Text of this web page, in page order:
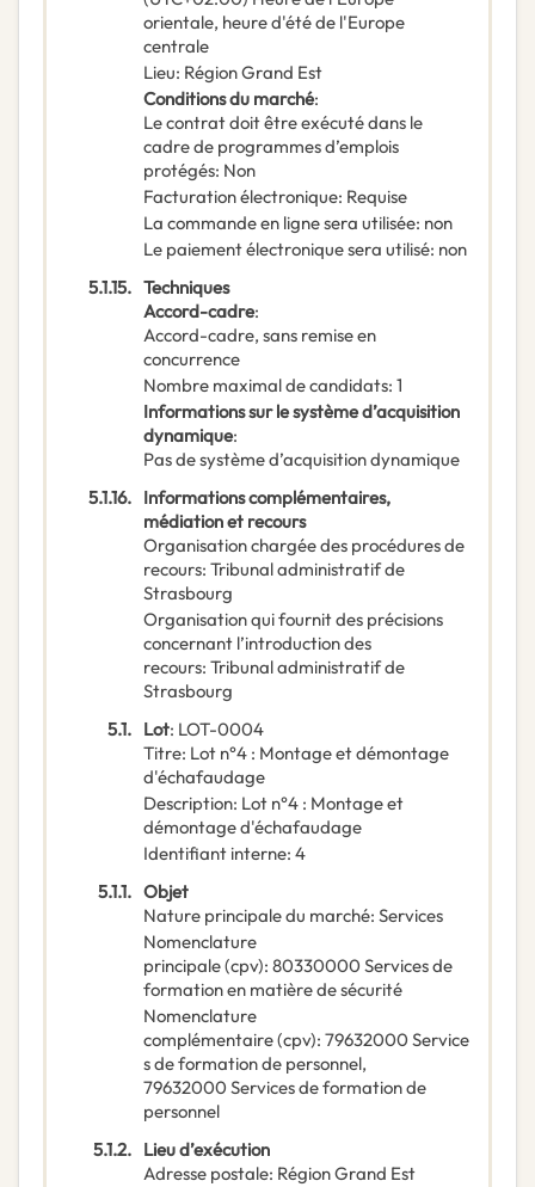
orientale, heure d'été de l'Europe
centrale
Lieu: Région Grand Est
Conditions du marché:
Le contrat doit être exécuté dans le
cadre de programmes d’emplois
protégés: Non
Facturation électronique: Requise
La commande en ligne sera utilisée: non
Le paiement électronique sera utilisé: non
5.1.15. Techniques
Accord-cadre:
Accord-cadre, sans remise en
concurrence
Nombre maximal de candidats: 1
Informations sur le système d’acquisition
dynamique:
Pas de système d’acquisition dynamique
5.1.16. Informations complémentaires,
médiation et recours
Organisation chargée des procédures de
recours: Tribunal administratif de
Strasbourg
Organisation qui fournit des précisions
concernant l’introduction des
recours: Tribunal administratif de
Strasbourg
5.1. Lot: LOT-0004
Titre: Lot n°4 : Montage et démontage
d'échafaudage
Description: Lot n°4 : Montage et
démontage d'échafaudage
Identifiant interne: 4
5.1.1. Objet
Nature principale du marché: Services
Nomenclature
principale(cpv): 80330000 Services de
formation en matière de sécurité
Nomenclature
complémentaire(cpv): 79632000 Service
s de formation de personnel,
79632000 Services de formation de
personnel
5.1.2. Lieu d’exécution
Adresse postale: Région Grand Est